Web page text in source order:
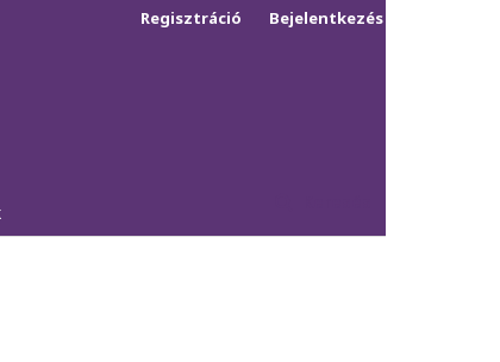
Regisztráció Bejelentkezés